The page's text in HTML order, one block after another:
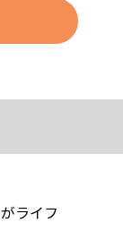
ライフ